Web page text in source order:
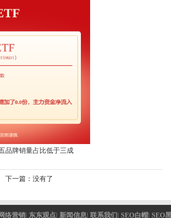
品牌销量占比低于三成
下一篇：没有了
网络营销| 东东观点 新闻信息 联系我们 SEO白帽| SEO